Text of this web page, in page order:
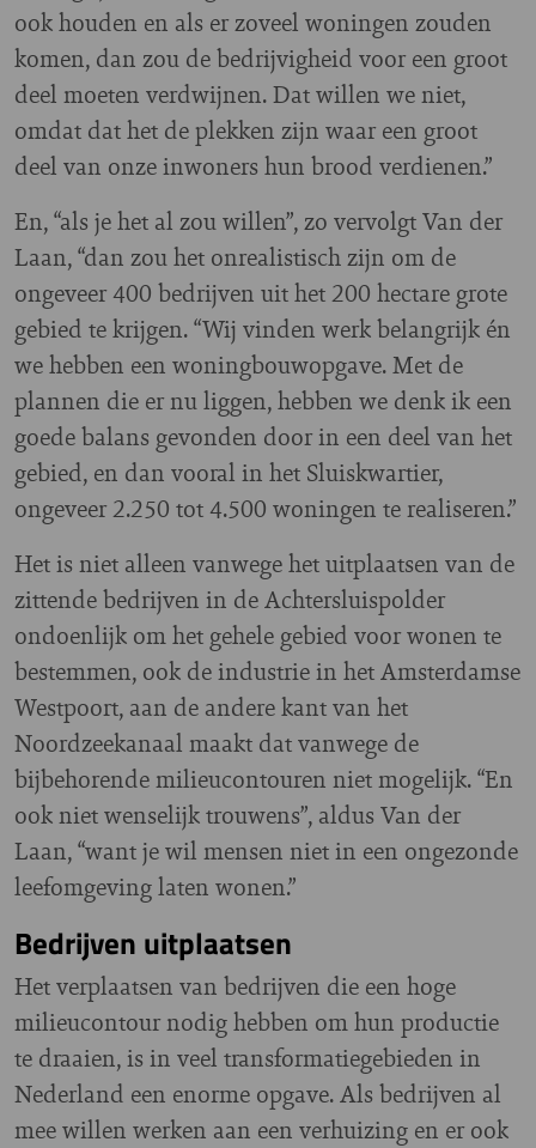
ook houden en als er zoveel woningen zouden
komen, dan zou de bedrijvigheid voor een groot
deel moeten verdwijnen. Dat willen we niet,
omdat dat het de plekken zijn waar een groot
deel van onze inwoners hun brood verdienen.”
En, “als je het al zou willen”, zo vervolgt Van der
Laan, “dan zou het onrealistisch zijn om de
ongeveer 400 bedrijven uit het 200 hectare grote
gebied te krijgen. “Wij vinden werk belangrijk én
we hebben een woningbouwopgave. Met de
plannen die er nu liggen, hebben we denk ik een
goede balans gevonden door in een deel van het
gebied, en dan vooral in het Sluiskwartier,
ongeveer 2.250 tot 4.500 woningen te realiseren.”
Het is niet alleen vanwege het uitplaatsen van de
zittende bedrijven in de Achtersluispolder
ondoenlijk om het gehele gebied voor wonen te
bestemmen, ook de industrie in het Amsterdamse
Westpoort, aan de andere kant van het
Noordzeekanaal maakt dat vanwege de
bijbehorende milieucontouren niet mogelijk. “En
ook niet wenselijk trouwens”, aldus Van der
Laan, “want je wil mensen niet in een ongezonde
leefomgeving laten wonen.”
Bedrijven uitplaatsen
Het verplaatsen van bedrijven die een hoge
milieucontour nodig hebben om hun productie
te draaien, is in veel transformatiegebieden in
Nederland een enorme opgave. Als bedrijven al
mee willen werken aan een verhuizing en er ook